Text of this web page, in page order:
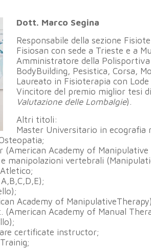
Dott. Marco Segina
Responsabile della sezione
Fisiosan con sede a Trieste e a
Amministratore della Polisportiva
BodyBuilding, Pesistica, Corsa,
Laureato in Fisioterapia con
Vincitore del premio miglior tesi
Valutazione delle Lombalgie).
Altri titoli:
Master Universitario in ecografia
(American Academy of Manipulative
manipolazioni vertebrali
Academy of
(American Academy of Manual
certificate instructor;